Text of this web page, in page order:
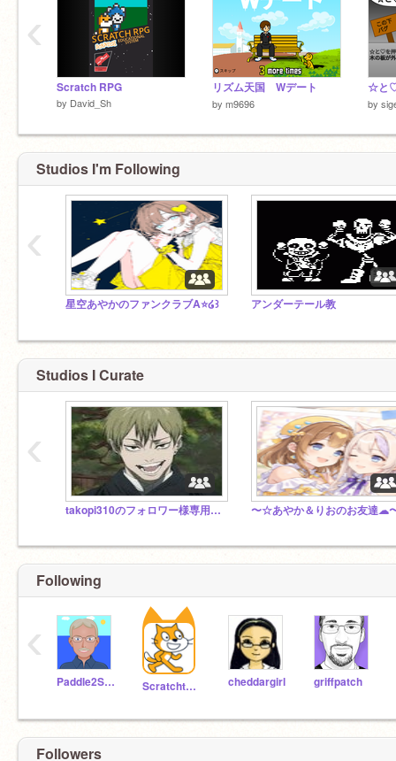
Scratch RPG
by David_Sh
リズム天国 Wデート
by m9696 by
‹
Studios I'm Following
星空あやかのファンクラブA⭐໒꒱ アンダーテール教
‹
Studios I Curate
takopi310のフォロワー様専用なんでもスタジオ 〜☆あやか＆りおのお友達
‹
Following
Paddle2See Scratchteam cheddargirl griffpatch
‹
Followers